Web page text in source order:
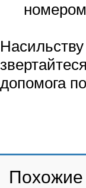
номером
допомога
Похожие